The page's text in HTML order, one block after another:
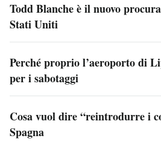
Todd Blanche è il nuovo
Stati Uniti
Perché proprio l’aeroporto di
per i sabotaggi
Cosa vuol dire “reintrodurre i
Spagna